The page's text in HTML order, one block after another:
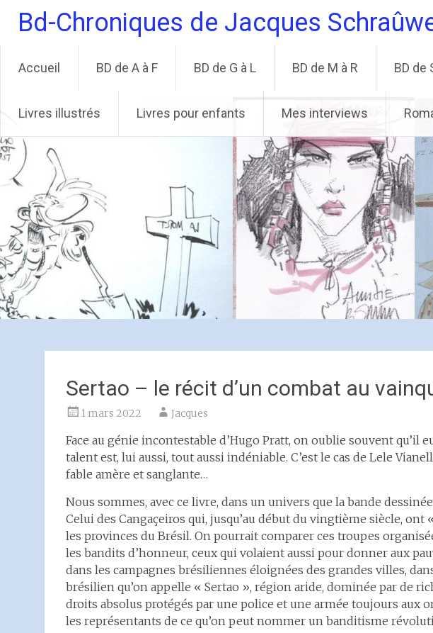
contenu
Bd-Chroniques de Jacques
Accueil BD de A à F BD de G à L BD de M à R BD de
Livres illustrés Livres pour enfants Mes interviews
Sertao – le récit d’un combat au
1 mars 2022 Jacques
Face au génie incontestable d’Hugo Pratt, on oublie souvent qu’il
talent est, lui aussi, tout aussi indéniable. C’est le cas de Lele
fable amère et sanglante…
Nous sommes, avec ce livre, dans un univers que la bande
Celui des Cangaçeiros qui, jusqu’au début du vingtième siècle, ont
les provinces du Brésil. On pourrait comparer ces troupes
les bandits d’honneur, ceux qui volaient aussi pour donner aux
dans les campagnes brésiliennes éloignées des grandes villes,
brésilien qu’on appelle « Sertao », région aride, dominée par de
droits absolus protégés par une police et une armée toujours aux
les représentants de ce qu’on peut nommer un banditisme